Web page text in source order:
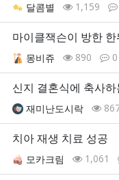
달콤별 1,159
마이클잭슨이 방한 한
몽비쥬 890 0
신지 결혼식에 축사하
재미난도시락
치아 재생 치료 성공
모카크림 1,061